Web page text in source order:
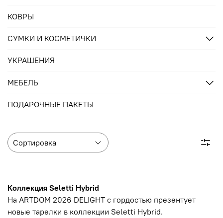
Коллекция Seletti Hybrid
На ARTDOM 2026 DELIGHT с гордостью презентует
новые тарелки в коллекции Seletti Hybrid.
КОВРЫ
СУМКИ И КОСМЕТИЧКИ
УКРАШЕНИЯ
МЕБЕЛЬ
ПОДАРОЧНЫЕ ПАКЕТЫ